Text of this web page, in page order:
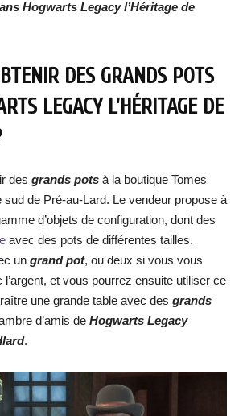
Hogwarts Legacy l’Héritage de
DES GRANDS POTS
LEGACY L’HÉRITAGE DE
des grands pots à la boutique Tomes
de Pré-au-Lard. Le vendeur propose à
d’objets de configuration, dont des
avec des pots de différentes tailles.
un grand pot, ou deux si vous vous
l’argent, et vous pourrez ensuite utiliser ce
une grande table avec des grands
d’amis de Hogwarts Legacy
.